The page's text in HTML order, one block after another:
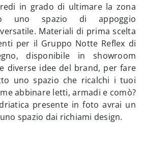
in grado di ultimare la zona
uno spazio di appoggio
Materiali di prima scelta
per il Gruppo Notte Reflex di
disponibile in showroom
diverse idee del brand, per fare
uno spazio che ricalchi i tuoi
abbinare letti, armadi e comò?
presente in foto avrai un
spazio dai richiami design.